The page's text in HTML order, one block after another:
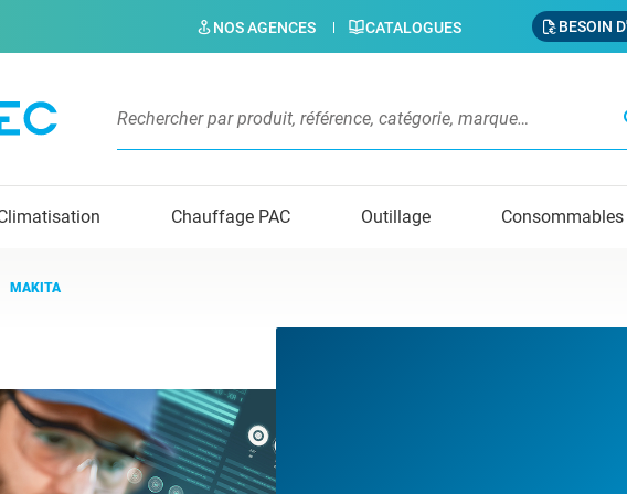
NOS AGENCES CATALOGUES BESOIN
Chauffage PAC Outillage Consommables
MAKITA